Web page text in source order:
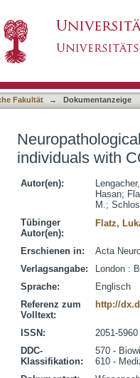
Fakultät → Dokumentanzeige
individuals with
Autor(en):
Hasan;
M.;
Tübinger
Autor(en):
Flatz,
Erschienen in:
Acta
Verlagsangabe:
London :
Sprache:
Englisch
Referenz zum
Volltext:
http://
ISSN:
2051-5960
DDC-
Klassifikation:
570 -
610 -